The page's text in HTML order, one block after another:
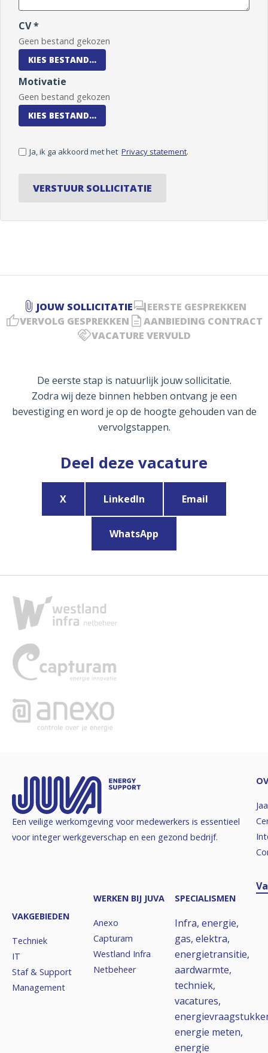
CV *
Geen bestand gekozen
KIES BESTAND...
Motivatie
Geen bestand gekozen
KIES BESTAND...
Ja, ik ga akkoord met het Privacy statement.
VERSTUUR SOLLICITATIE
JOUW SOLLICITATIE
EERSTE GESPREKKEN
VERVOLG GESPREKKEN
AANBIEDING CONTRACT
VACATURE VERVULD
De eerste stap is natuurlijk jouw sollicitatie.
Zodra wij deze binnen hebben ontvang je een
bevestiging en word je op de hoogte gehouden van de
vervolgstappen.
Deel deze vacature
X LinkedIn Email
WhatsApp
Een veilige werkomgeving voor medewerkers is essentieel
voor integer werkgeverschap en een gezond bedrijf.
VAKGEBIEDEN
Techniek
IT
Staf & Support
Management
WERKEN BIJ JUVA
Anexo
Capturam
Westland Infra
Netbeheer
SPECIALISMEN
Infra, energie,
gas, elektra,
energietransitie,
aardwarmte,
techniek,
vacatures,
energie meten,
energie